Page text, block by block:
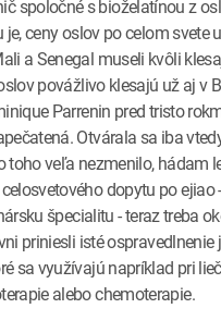
spoločné s bioželatínou z
ceny oslov po celom
a Senegal museli kvôli
povážlivo klesajú už aj
Parrenin pred tristo
Otvárala sa iba
veľa nezmenilo, hádam
dopytu po
špecialitu - teraz treba
priniesli isté
sa využívajú napríklad pri
alebo chemoterapie.